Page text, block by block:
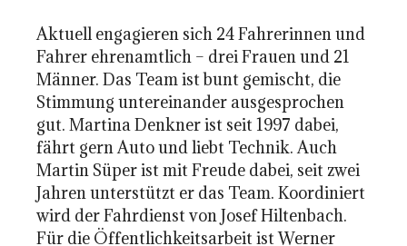
Aktuell engagieren sich 24 Fahrerinnen und
Fahrer ehrenamtlich – drei Frauen und 21
Männer. Das Team ist bunt gemischt, die
Stimmung untereinander ausgesprochen
gut. Martina Denkner ist seit 1997 dabei,
fährt gern Auto und liebt Technik. Auch
Martin Süper ist mit Freude dabei, seit zwei
Jahren unterstützt er das Team. Koordiniert
wird der Fahrdienst von Josef Hiltenbach.
Für die Öffentlichkeitsarbeit ist Werner